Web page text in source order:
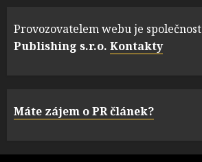
Provozovatelem webu je společnost
Publishing s.r.o. Kontakty
Máte zájem o PR článek?